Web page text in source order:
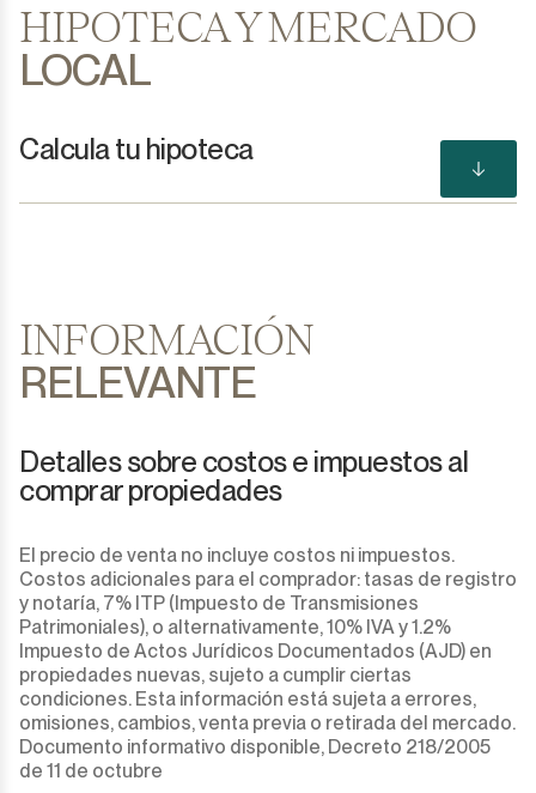
HIPOTECA Y MERCADO
LOCAL
Calcula tu hipoteca
INFORMACIÓN
RELEVANTE
Detalles sobre costos e impuestos al
comprar propiedades
El precio de venta no incluye costos ni impuestos.
Costos adicionales para el comprador: tasas de registro
y notaría, 7% ITP (Impuesto de Transmisiones
Patrimoniales), o alternativamente, 10% IVA y 1.2%
Impuesto de Actos Jurídicos Documentados (AJD) en
propiedades nuevas, sujeto a cumplir ciertas
condiciones. Esta información está sujeta a errores,
omisiones, cambios, venta previa o retirada del mercado.
Documento informativo disponible, Decreto 218/2005
de 11 de octubre